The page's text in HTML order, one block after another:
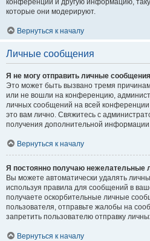
конференции и другую информацию,
которые они модерируют.
Вернуться к началу
Личные сообщения
Я не могу отправить личные
Это может быть вызвано тремя
или не вошли на конференцию,
личных сообщений на всей
это вам лично. Свяжитесь с
получения дополнительной
Вернуться к началу
Я постоянно получаю нежелательные
Вы можете автоматически удалять
используя правила для сообщений в
получаете оскорбительные личные
пользователя, отправьте жалобы на
запретить пользователю отправку
Вернуться к началу